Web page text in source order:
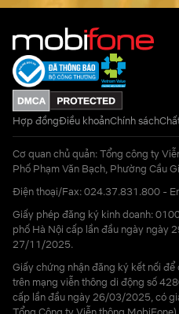
Hợp đồngĐiều khoảnChính sách
Cơ quan chủ quản: Tổng công ty
Phố Phạm Văn Bạch, Phường Cầu
Điện thoại/Fax: 024.37.831.800 -
Giấy phép đăng ký kinh doanh:
phố Hà Nội cấp lần đầu ngày ngày
27/11/2025.
Giấy chứng nhận đăng ký kết nối
trên mạng viễn thông di động số
cấp lần đầu ngày 26/03/2025, có